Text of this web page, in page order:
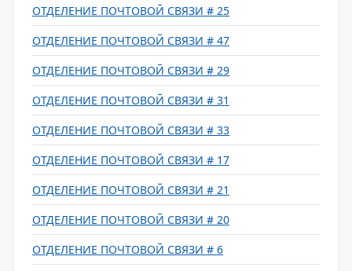
ОТДЕЛЕНИЕ ПОЧТОВОЙ СВЯЗИ # 25
ОТДЕЛЕНИЕ ПОЧТОВОЙ СВЯЗИ # 47
ОТДЕЛЕНИЕ ПОЧТОВОЙ СВЯЗИ # 29
ОТДЕЛЕНИЕ ПОЧТОВОЙ СВЯЗИ # 31
ОТДЕЛЕНИЕ ПОЧТОВОЙ СВЯЗИ # 33
ОТДЕЛЕНИЕ ПОЧТОВОЙ СВЯЗИ # 17
ОТДЕЛЕНИЕ ПОЧТОВОЙ СВЯЗИ # 21
ОТДЕЛЕНИЕ ПОЧТОВОЙ СВЯЗИ # 20
ОТДЕЛЕНИЕ ПОЧТОВОЙ СВЯЗИ # 6